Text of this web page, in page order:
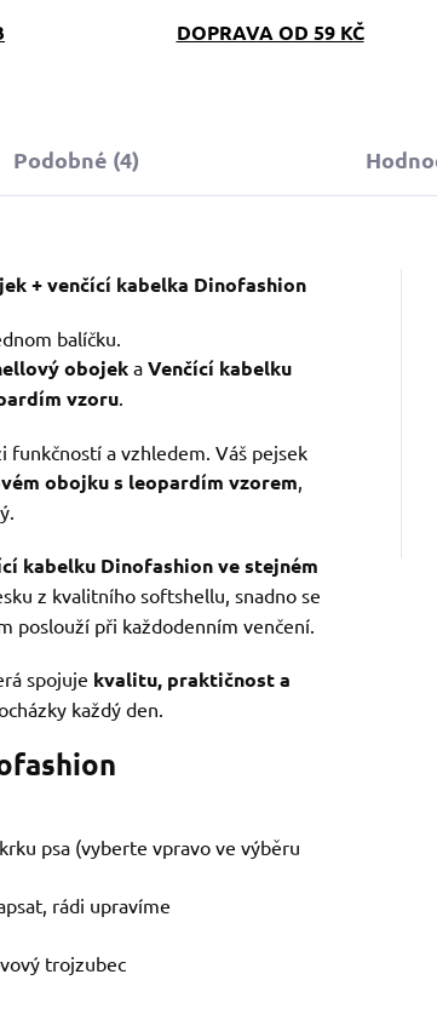
DOPRAVA OD 59 KČ
Podobné (4)
+ venčící kabelka Dinofashion
balíčku.
obojek a Venčící kabelku
vzoru
funkčností a vzhledem. Váš pejsek
obojku s leopardím vzorem
kabelku Dinofashion ve stejném
z kvalitního softshellu, snadno se
poslouží při každodenním venčení.
spojuje kvalitu, praktičnost a
každý den.
psa (vyberte vpravo ve výběru
rádi upravíme
trojzubec